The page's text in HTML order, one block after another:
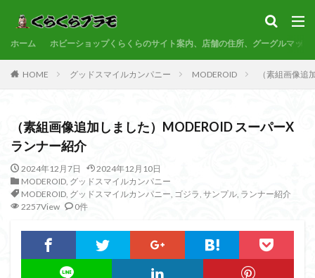
ホーム ホビーショップくらくらのサイト案内、店舗の住所、グーグルマップ
HOME グッドスマイルカンパニー MODEROID （素組画像追
（素組画像追加しました）MODEROID スーパーX
ランナー紹介
2024年12月7日
2024年12月10日
MODEROID, グッドスマイルカンパニー
MODEROID, グッドスマイルカンパニー, ゴジラ, サンプル, ランナー紹介
2257View
0件
素組代行
カテゴリー
30MF 30MM 30MP 30MS
86
ACVI
BB戦士
CS EG
EXスタンダード
FA:G
Fate
Figure-rise Standard
Figure-riseLABO
FULL MECHANICS
GQuuuuuuX
HG
HGCE
Imaginary Skeleton
MSD